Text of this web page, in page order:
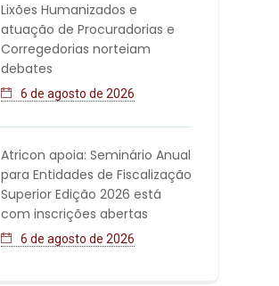
Lixões Humanizados e
atuação de Procuradorias e
Corregedorias norteiam
debates
6 de agosto de 2026
Atricon apoia: Seminário Anual
para Entidades de Fiscalização
Superior Edição 2026 está
com inscrições abertas
6 de agosto de 2026